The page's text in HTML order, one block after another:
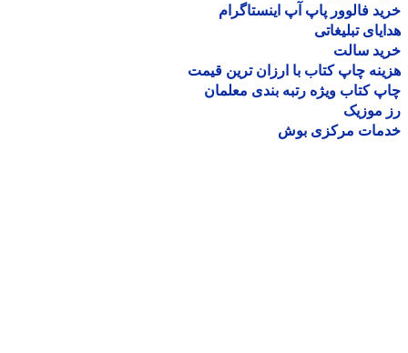
فالوور پاپ آپ اینستاگرام
تبلیغاتی
سالت
چاپ کتاب با ارزان ترین قیمت
کتاب ویژه رتبه بندی معلمان
موزیک
مرکزی بوش